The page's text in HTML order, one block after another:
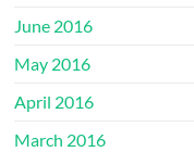
June 2016
May 2016
April 2016
March 2016